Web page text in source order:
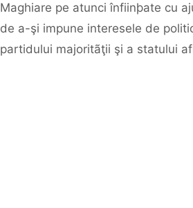
Maghiare pe atunci înfiinþate cu
de a-şi impune interesele de
partidului majoritãţii şi a statului